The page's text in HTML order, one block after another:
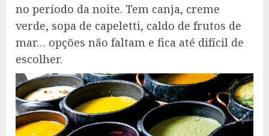
no período da noite. Tem canja, creme
verde, sopa de capeletti, caldo de frutos de
mar… opções não faltam e fica até difícil de
escolher.